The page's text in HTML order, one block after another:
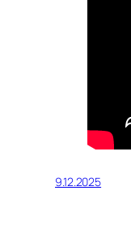
9.12.2025